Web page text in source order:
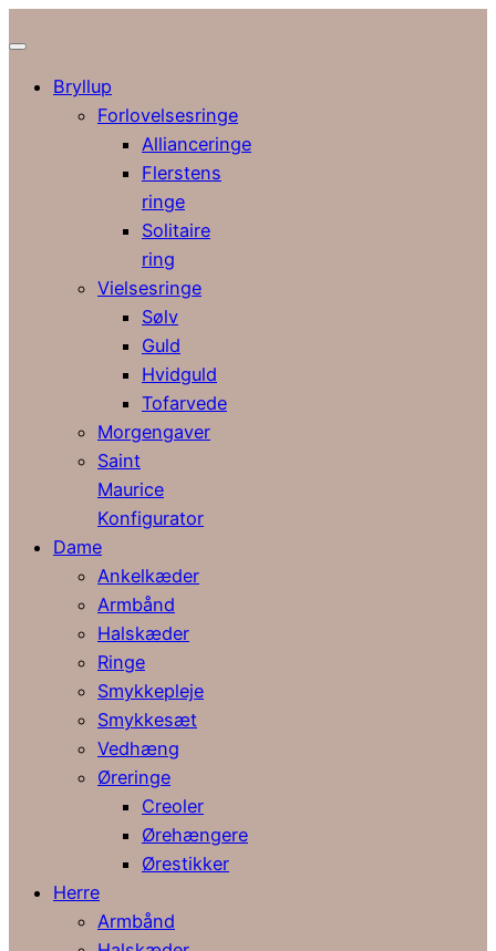
Bryllup
Forlovelsesringe
Allianceringe
Flerstens
ringe
Solitaire
ring
Vielsesringe
Sølv
Guld
Hvidguld
Tofarvede
Morgengaver
Saint
Maurice
Konfigurator
Dame
Ankelkæder
Armbånd
Halskæder
Ringe
Smykkepleje
Smykkesæt
Vedhæng
Øreringe
Creoler
Ørehængere
Ørestikker
Herre
Armbånd